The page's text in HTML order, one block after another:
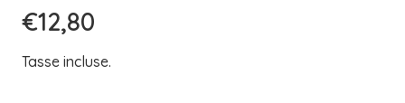
€12,80
Tasse incluse.